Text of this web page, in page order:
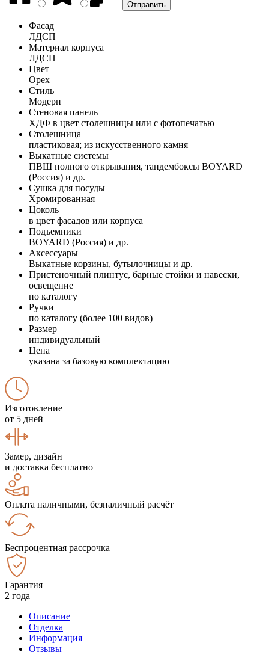
Фасад
ЛДСП
Материал корпуса
ЛДСП
Цвет
Орех
Стиль
Модерн
Стеновая панель
ХДФ в цвет столешницы или с фотопечатью
Столешница
пластиковая; из искусственного камня
Выкатные системы
ПВШ полного открывания, тандембоксы BOYARD
(Россия) и др.
Сушка для посуды
Хромированная
Цоколь
в цвет фасадов или корпуса
Подъемники
BOYARD (Россия) и др.
Аксессуары
Выкатные корзины, бутылочницы и др.
Пристеночный плинтус, барные стойки и навески,
освещение
по каталогу
Ручки
по каталогу (более 100 видов)
Размер
индивидуальный
Цена
указана за базовую комплектацию
Изготовление
от 5 дней
Замер, дизайн
и доставка бесплатно
Оплата наличными, безналичный расчёт
Беспроцентная рассрочка
Гарантия
2 года
Описание
Отделка
Информация
Отзывы